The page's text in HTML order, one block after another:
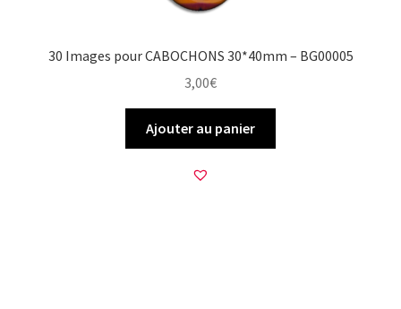
30 Images pour CABOCHONS 30*40mm – BG00005
3,00€
Ajouter au panier